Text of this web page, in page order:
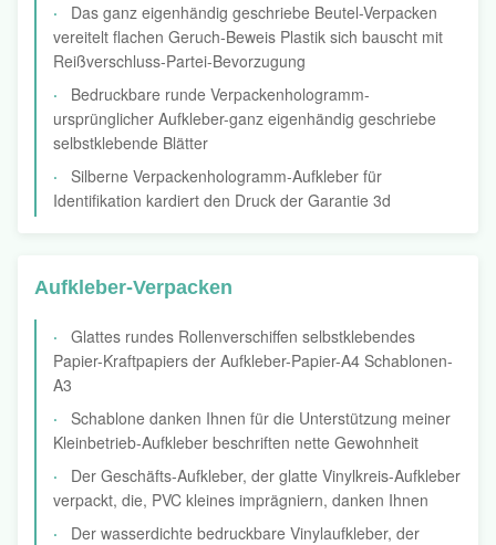
Das ganz eigenhändig geschriebe Beutel-Verpacken
vereitelt flachen Geruch-Beweis Plastik sich bauscht mit
Reißverschluss-Partei-Bevorzugung
Bedruckbare runde Verpackenhologramm-
ursprünglicher Aufkleber-ganz eigenhändig geschriebe
selbstklebende Blätter
Silberne Verpackenhologramm-Aufkleber für
Identifikation kardiert den Druck der Garantie 3d
Aufkleber-Verpacken
Glattes rundes Rollenverschiffen selbstklebendes
Papier-Kraftpapiers der Aufkleber-Papier-A4 Schablonen-
A3
Schablone danken Ihnen für die Unterstützung meiner
Kleinbetrieb-Aufkleber beschriften nette Gewohnheit
Der Geschäfts-Aufkleber, der glatte Vinylkreis-Aufkleber
verpackt, die, PVC kleines imprägniern, danken Ihnen
Der wasserdichte bedruckbare Vinylaufkleber, der